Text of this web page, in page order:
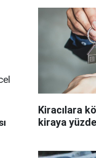
Kiracılara
kiraya